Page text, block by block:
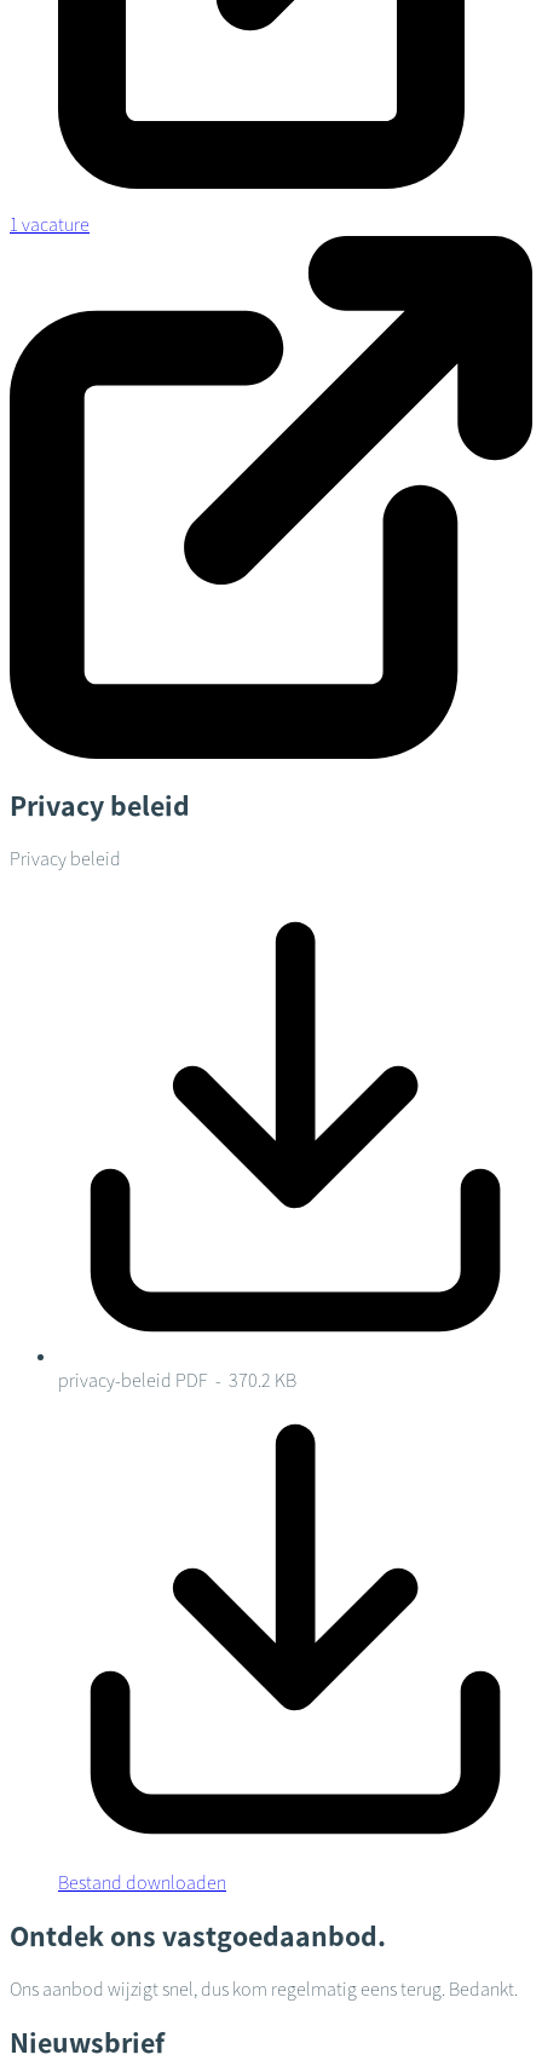
1 vacature
Privacy beleid
Privacy beleid
privacy-beleid PDF - 370.2 KB
Bestand downloaden
Ontdek ons vastgoedaanbod.
Ons aanbod wijzigt snel, dus kom regelmatig eens terug. Bedankt.
Nieuwsbrief